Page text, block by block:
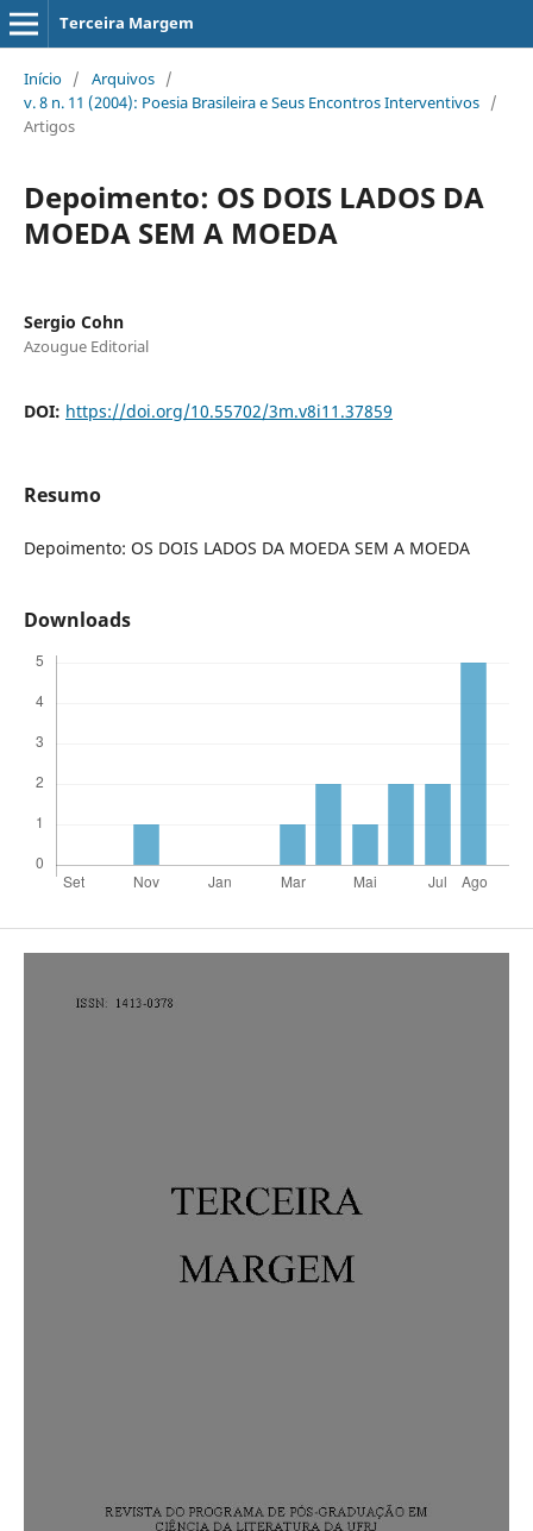
Terceira Margem
Início / Arquivos /
v. 8 n. 11 (2004): Poesia Brasileira e Seus Encontros Interventivos /
Artigos
Depoimento: OS DOIS LADOS DA
MOEDA SEM A MOEDA
Sergio Cohn
Azougue Editorial
DOI: https://doi.org/10.55702/3m.v8i11.37859
Resumo
Depoimento: OS DOIS LADOS DA MOEDA SEM A MOEDA
Downloads